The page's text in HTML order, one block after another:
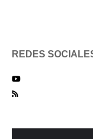
REDES